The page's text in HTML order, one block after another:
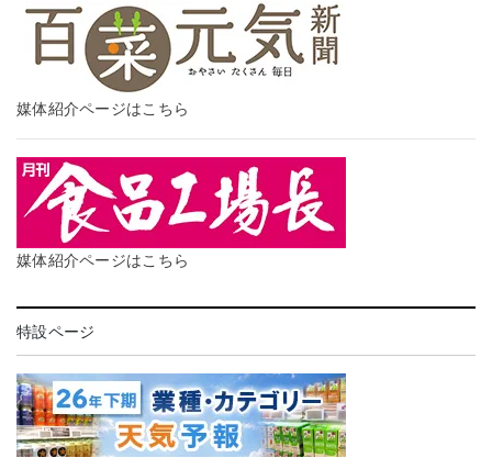
媒体紹介ページはこちら
媒体紹介ページはこちら
特設ページ